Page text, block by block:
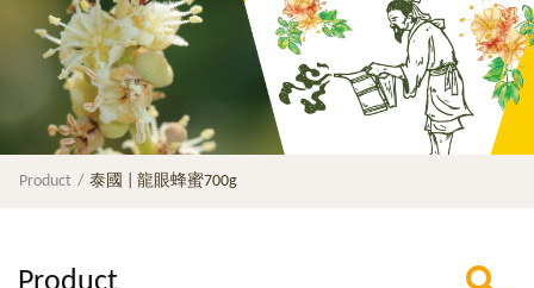
Product 泰國 | 龍眼蜂蜜700g